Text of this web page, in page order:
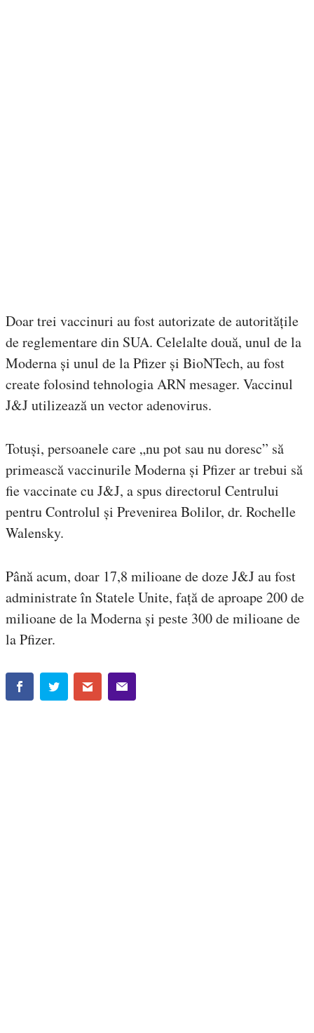
Doar trei vaccinuri au fost autorizate de autoritățile
de reglementare din SUA. Celelalte două, unul de la
Moderna și unul de la Pfizer și BioNTech, au fost
create folosind tehnologia ARN mesager. Vaccinul
J&J utilizează un vector adenovirus.
Totuși, persoanele care „nu pot sau nu doresc” să
primească vaccinurile Moderna și Pfizer ar trebui să
fie vaccinate cu J&J, a spus directorul Centrului
pentru Controlul și Prevenirea Bolilor, dr. Rochelle
Walensky.
Până acum, doar 17,8 milioane de doze J&J au fost
administrate în Statele Unite, față de aproape 200 de
milioane de la Moderna și peste 300 de milioane de
la Pfizer.